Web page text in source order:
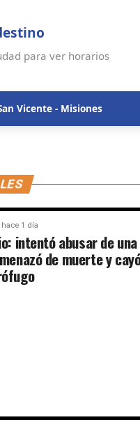
para ver horarios
Vicente - Misiones
hace 1 día
intentó abusar de una
de muerte y